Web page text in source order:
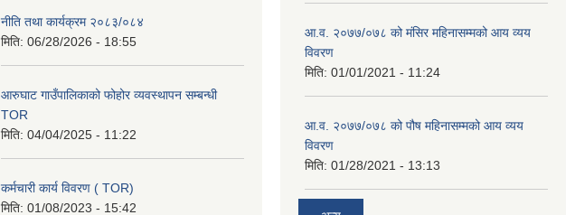
नीति तथा कार्यक्रम २०८३/०८४
मिति: 06/28/2026 - 18:55
आरुघाट गाउँपालिकाको फोहोर व्यवस्थापन सम्बन्धी
TOR
मिति: 04/04/2025 - 11:22
कर्मचारी कार्य विवरण ( TOR)
मिति: 01/08/2023 - 15:42
आ.व. २०७७/०७८ को मंसिर महिनासम्मको आय व्यय
विवरण
मिति: 01/01/2021 - 11:24
आ.व. २०७७/०७८ को पौष महिनासम्मको आय व्यय
विवरण
मिति: 01/28/2021 - 13:13